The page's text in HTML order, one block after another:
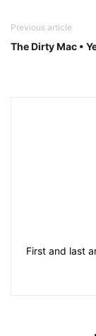
Previous article
The Dirty Mac •
First and last